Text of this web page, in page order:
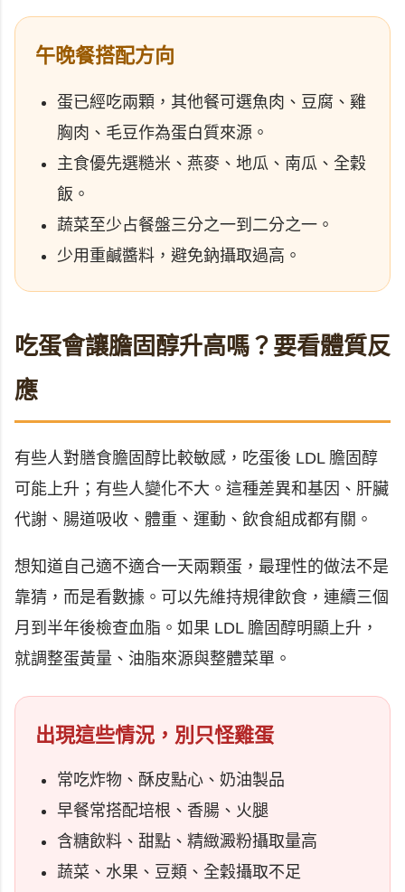
午晚餐搭配方向
蛋已經吃兩顆，其他餐可選魚肉、豆腐、雞
胸肉、毛豆作為蛋白質來源。
主食優先選糙米、燕麥、地瓜、南瓜、全穀
飯。
蔬菜至少占餐盤三分之一到二分之一。
少用重鹹醬料，避免鈉攝取過高。
吃蛋會讓膽固醇升高嗎？要看體質反
應
有些人對膳食膽固醇比較敏感，吃蛋後 LDL 膽固醇
可能上升；有些人變化不大。這種差異和基因、肝臟
代謝、腸道吸收、體重、運動、飲食組成都有關。
想知道自己適不適合一天兩顆蛋，最理性的做法不是
靠猜，而是看數據。可以先維持規律飲食，連續三個
月到半年後檢查血脂。如果 LDL 膽固醇明顯上升，
就調整蛋黃量、油脂來源與整體菜單。
出現這些情況，別只怪雞蛋
常吃炸物、酥皮點心、奶油製品
早餐常搭配培根、香腸、火腿
含糖飲料、甜點、精緻澱粉攝取量高
蔬菜、水果、豆類、全穀攝取不足